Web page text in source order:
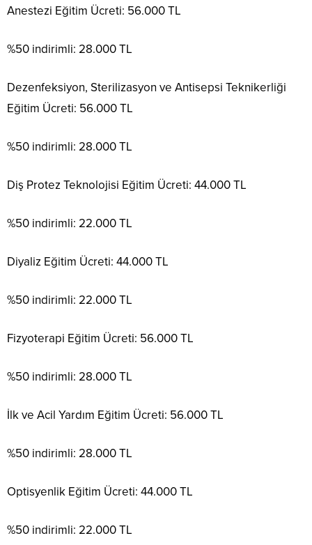
Anestezi Eğitim Ücreti: 56.000 TL
%50 indirimli: 28.000 TL
Dezenfeksiyon, Sterilizasyon ve Antisepsi Teknikerliği
Eğitim Ücreti: 56.000 TL
%50 indirimli: 28.000 TL
Diş Protez Teknolojisi Eğitim Ücreti: 44.000 TL
%50 indirimli: 22.000 TL
Diyaliz Eğitim Ücreti: 44.000 TL
%50 indirimli: 22.000 TL
Fizyoterapi Eğitim Ücreti: 56.000 TL
%50 indirimli: 28.000 TL
İlk ve Acil Yardım Eğitim Ücreti: 56.000 TL
%50 indirimli: 28.000 TL
Optisyenlik Eğitim Ücreti: 44.000 TL
%50 indirimli: 22.000 TL